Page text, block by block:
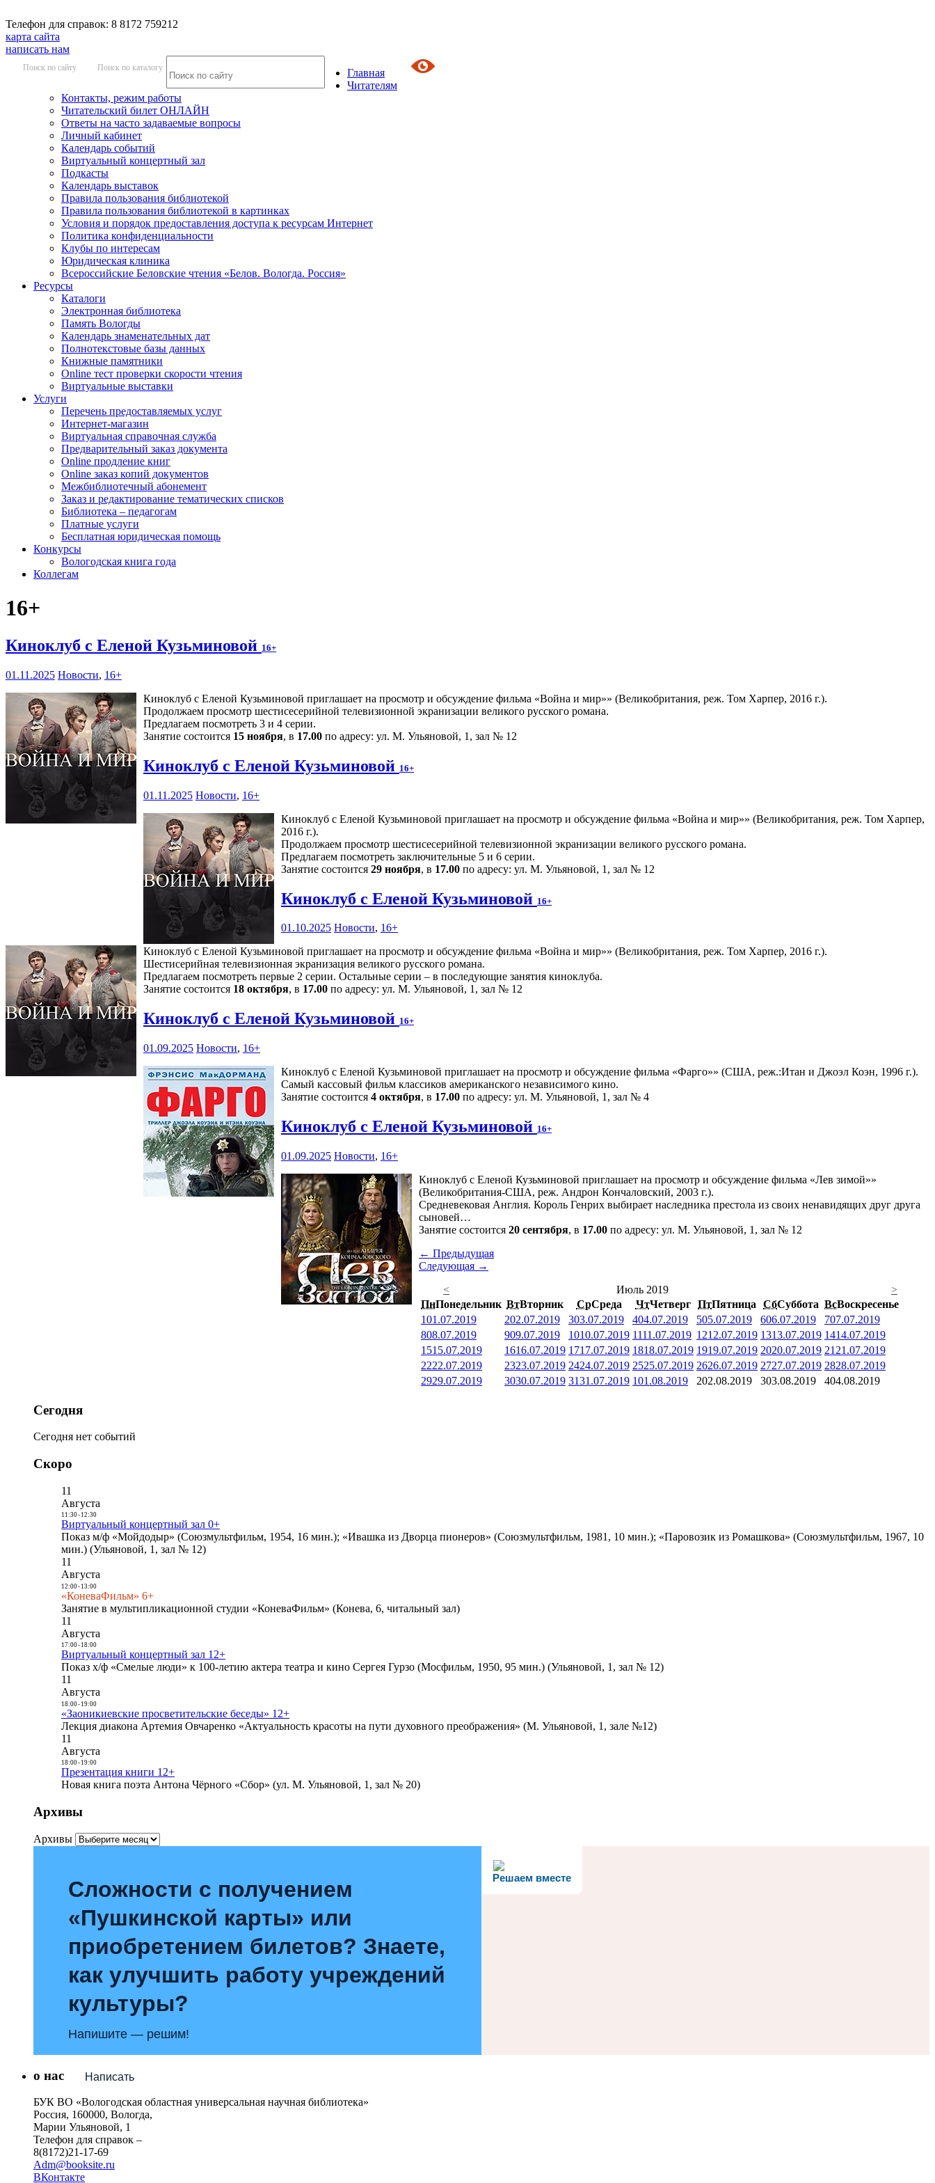
Телефон для справок: 8 8172 759212
карта сайта
написать нам
Поиск по сайту Поиск по каталогу
Главная
Читателям
Контакты, режим работы
Читательский билет ОНЛАЙН
Ответы на часто задаваемые вопросы
Личный кабинет
Календарь событий
Виртуальный концертный зал
Подкасты
Календарь выставок
Правила пользования библиотекой
Правила пользования библиотекой в картинках
Условия и порядок предоставления доступа к ресурсам Интернет
Политика конфиденциальности
Клубы по интересам
Юридическая клиника
Всероссийские Беловские чтения «Белов. Вологда. Россия»
Ресурсы
Каталоги
Электронная библиотека
Память Вологды
Календарь знаменательных дат
Полнотекстовые базы данных
Книжные памятники
Online тест проверки скорости чтения
Виртуальные выставки
Услуги
Перечень предоставляемых услуг
Интернет-магазин
Виртуальная справочная служба
Предварительный заказ документа
Online продление книг
Online заказ копий документов
Межбиблиотечный абонемент
Заказ и редактирование тематических списков
Библиотека – педагогам
Платные услуги
Бесплатная юридическая помощь
Конкурсы
Вологодская книга года
Коллегам
16+
Киноклуб с Еленой Кузьминовой 16+
01.11.2025 Новости, 16+
Киноклуб с Еленой Кузьминовой приглашает на просмотр и обсуждение фильма «Война и мир»» (Великобритания, реж. Том Харпер, 2016 г.).
Продолжаем просмотр шестисесерийной телевизионной экранизации великого русского романа.
Предлагаем посмотреть 3 и 4 серии.
Занятие состоится 15 ноября, в 17.00 по адресу: ул. М. Ульяновой, 1, зал № 12
Киноклуб с Еленой Кузьминовой 16+
01.11.2025 Новости, 16+
Киноклуб с Еленой Кузьминовой приглашает на просмотр и обсуждение фильма «Война и мир»» (Великобритания, реж. Том Харпер,
2016 г.).
Продолжаем просмотр шестисесерийной телевизионной экранизации великого русского романа.
Предлагаем посмотреть заключительные 5 и 6 серии.
Занятие состоится 29 ноября, в 17.00 по адресу: ул. М. Ульяновой, 1, зал № 12
Киноклуб с Еленой Кузьминовой 16+
01.10.2025 Новости, 16+
Киноклуб с Еленой Кузьминовой приглашает на просмотр и обсуждение фильма «Война и мир»» (Великобритания, реж. Том Харпер, 2016 г.).
Шестисерийная телевизионная экранизация великого русского романа.
Предлагаем посмотреть первые 2 серии. Остальные серии – в последующие занятия киноклуба.
Занятие состоится 18 октября, в 17.00 по адресу: ул. М. Ульяновой, 1, зал № 12
Киноклуб с Еленой Кузьминовой 16+
01.09.2025 Новости, 16+
Киноклуб с Еленой Кузьминовой приглашает на просмотр и обсуждение фильма «Фарго»» (США, реж.:Итан и Джоэл Коэн, 1996 г.).
Самый кассовый фильм классиков американского независимого кино.
Занятие состоится 4 октября, в 17.00 по адресу: ул. М. Ульяновой, 1, зал № 4
Киноклуб с Еленой Кузьминовой 16+
01.09.2025 Новости, 16+
Киноклуб с Еленой Кузьминовой приглашает на просмотр и обсуждение фильма «Лев зимой»»
(Великобритания-США, реж. Андрон Кончаловский, 2003 г.).
Средневековая Англия. Король Генрих выбирает наследника престола из своих ненавидящих друг друга
сыновей…
Занятие состоится 20 сентября, в 17.00 по адресу: ул. М. Ульяновой, 1, зал № 12
← Предыдущая
Следующая →
<
Июль 2019
>
ПнПонедельник ВтВторник СрСреда ЧтЧетверг ПтПятница СбСуббота ВсВоскресенье
101.07.2019 202.07.2019 303.07.2019 404.07.2019 505.07.2019 606.07.2019 707.07.2019
808.07.2019 909.07.2019 1010.07.2019 1111.07.2019 1212.07.2019 1313.07.2019 1414.07.2019
1515.07.2019 1616.07.2019 1717.07.2019 1818.07.2019 1919.07.2019 2020.07.2019 21 21.07.2019
2222.07.2019 2323.07.2019 2424.07.2019 2525.07.2019 2626.07.2019 2727.07.2019 2828.07.2019
2929.07.2019 3030.07.2019 3131.07.2019 101.08.2019 202.08.2019 303.08.2019 404.08.2019
Сегодня
Сегодня нет событий
Скоро
11
Августа
11:30- 12:30
Виртуальный концертный зал 0+
Показ м/ф «Мойдодыр» (Союзмультфильм, 1954, 16 мин.); «Ивашка из Дворца пионеров» (Союзмультфильм, 1981, 10 мин.); «Паровозик из Ромашкова» (Союзмультфильм, 1967, 10
мин.) (Ульяновой, 1, зал № 12)
11
Августа
12:00- 13:00
«КоневаФильм» 6+
Занятие в мультипликационной студии «КоневаФильм» (Конева, 6, читальный зал)
11
Августа
17:00- 18:00
Виртуальный концертный зал 12+
Показ х/ф «Смелые люди» к 100-летию актера театра и кино Сергея Гурзо (Мосфильм, 1950, 95 мин.) (Ульяновой, 1, зал № 12)
11
Августа
18:00- 19:00
«Заоникиевские просветительские беседы» 12+
Лекция диакона Артемия Овчаренко «Актуальность красоты на пути духовного преображения» (М. Ульяновой, 1, зале №12)
11
Августа
18:00- 19:00
Презентация книги 12+
Новая книга поэта Антона Чёрного «Сбор» (ул. М. Ульяновой, 1, зал № 20)
Архивы
Архивы
Решаем вместе
Сложности с получением
«Пушкинской карты» или
приобретением билетов? Знаете,
как улучшить работу учреждений
культуры?
Напишите — решим!
Написать
о нас
БУК ВО «Вологодская областная универсальная научная библиотека»
Россия, 160000, Вологда,
Марии Ульяновой, 1
Телефон для справок –
8(8172)21-17-69
Adm@booksite.ru
ВКонтакте